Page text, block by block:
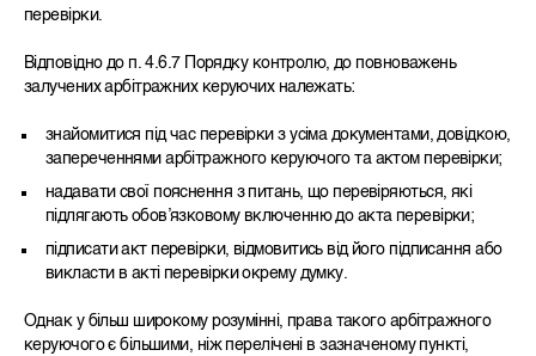
перевірки.
Відповідно до п. 4.6.7 Порядку контролю, до повноважень
залучених арбітражних керуючих належать:
знайомитися під час перевірки з усіма документами, довідкою,
запереченнями арбітражного керуючого та актом перевірки;
надавати свої пояснення з питань, що перевіряються, які
підлягають обов’язковому включенню до акта перевірки;
підписати акт перевірки, відмовитись від його підписання або
викласти в акті перевірки окрему думку.
Однак у більш широкому розумінні, права такого арбітражного
керуючого є більшими, ніж перелічені в зазначеному пункті,